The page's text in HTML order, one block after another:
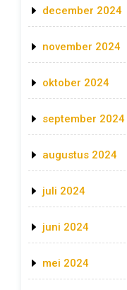
december 2024
november 2024
oktober 2024
september 2024
augustus 2024
juli 2024
juni 2024
mei 2024